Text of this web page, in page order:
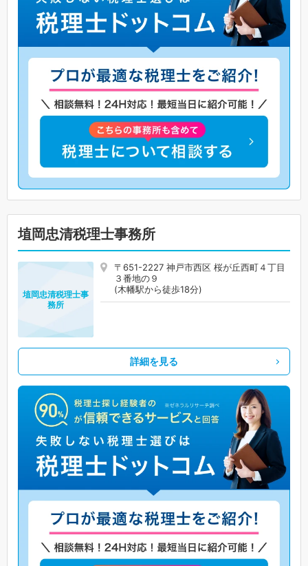
埴岡忠清税理士事務所
〒651-2227 神戸市西区 桜が丘西町４丁目
３番地の９
(木幡駅から徒歩18分)
埴岡忠清税理士事
務所
詳細を見る